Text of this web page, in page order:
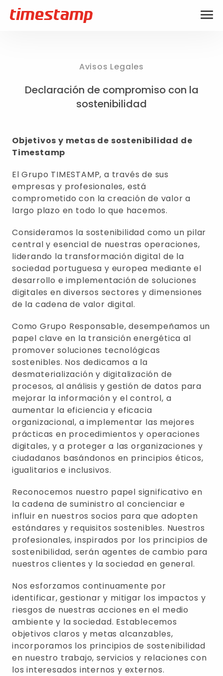
Avisos Legales
Declaración de compromiso con la
sostenibilidad
Objetivos y metas de sostenibilidad de
Timestamp
El Grupo TIMESTAMP, a través de sus
empresas y profesionales, está
comprometido con la creación de valor a
largo plazo en todo lo que hacemos.
Consideramos la sostenibilidad como un pilar
central y esencial de nuestras operaciones,
liderando la transformación digital de la
sociedad portuguesa y europea mediante el
desarrollo e implementación de soluciones
digitales en diversos sectores y dimensiones
de la cadena de valor digital.
Como Grupo Responsable, desempeñamos un
papel clave en la transición energética al
promover soluciones tecnológicas
sostenibles. Nos dedicamos a la
desmaterialización y digitalización de
procesos, al análisis y gestión de datos para
mejorar la información y el control, a
aumentar la eficiencia y eficacia
organizacional, a implementar las mejores
prácticas en procedimientos y operaciones
digitales, y a proteger a las organizaciones y
ciudadanos basándonos en principios éticos,
igualitarios e inclusivos.
Reconocemos nuestro papel significativo en
la cadena de suministro al concienciar e
influir en nuestros socios para que adopten
estándares y requisitos sostenibles. Nuestros
profesionales, inspirados por los principios de
sostenibilidad, serán agentes de cambio para
nuestros clientes y la sociedad en general.
Nos esforzamos continuamente por
identificar, gestionar y mitigar los impactos y
riesgos de nuestras acciones en el medio
ambiente y la sociedad. Establecemos
objetivos claros y metas alcanzables,
incorporamos los principios de sostenibilidad
en nuestro trabajo, servicios y relaciones con
los interesados internos y externos.